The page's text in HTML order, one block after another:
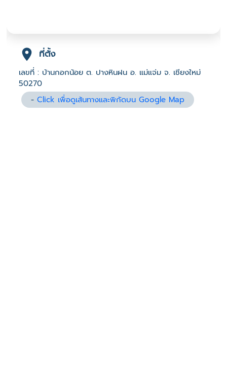
ที่ตั้ง
เลขที่ : บ้านกอกน้อย ต. ปางหินฝน อ. แม่แจ่ม จ. เชียงใหม่
50270
-Click เพื่อดูเส้นทางและพิกัดบน Google Map